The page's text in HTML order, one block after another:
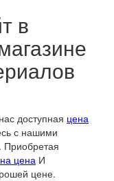
в
доступная цена
с нашими
Приобретая
цена И
цене.